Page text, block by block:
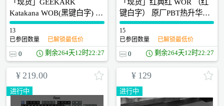
「现货」GEEKARK
Katakana WOB(黑键白字) 日
文片假名 原厂PBT热升华键
帽
13
已参团数量
已解锁最低价
0 剩余264天12时22:26
「现货」红典红 WOR （红
键白字） 原厂PBT热升华键
帽 侧面无渐变
15
已参团数量
已解锁最低价
0 剩余264天12时22:26
¥ 219.00
进行中
¥ 129
进行中